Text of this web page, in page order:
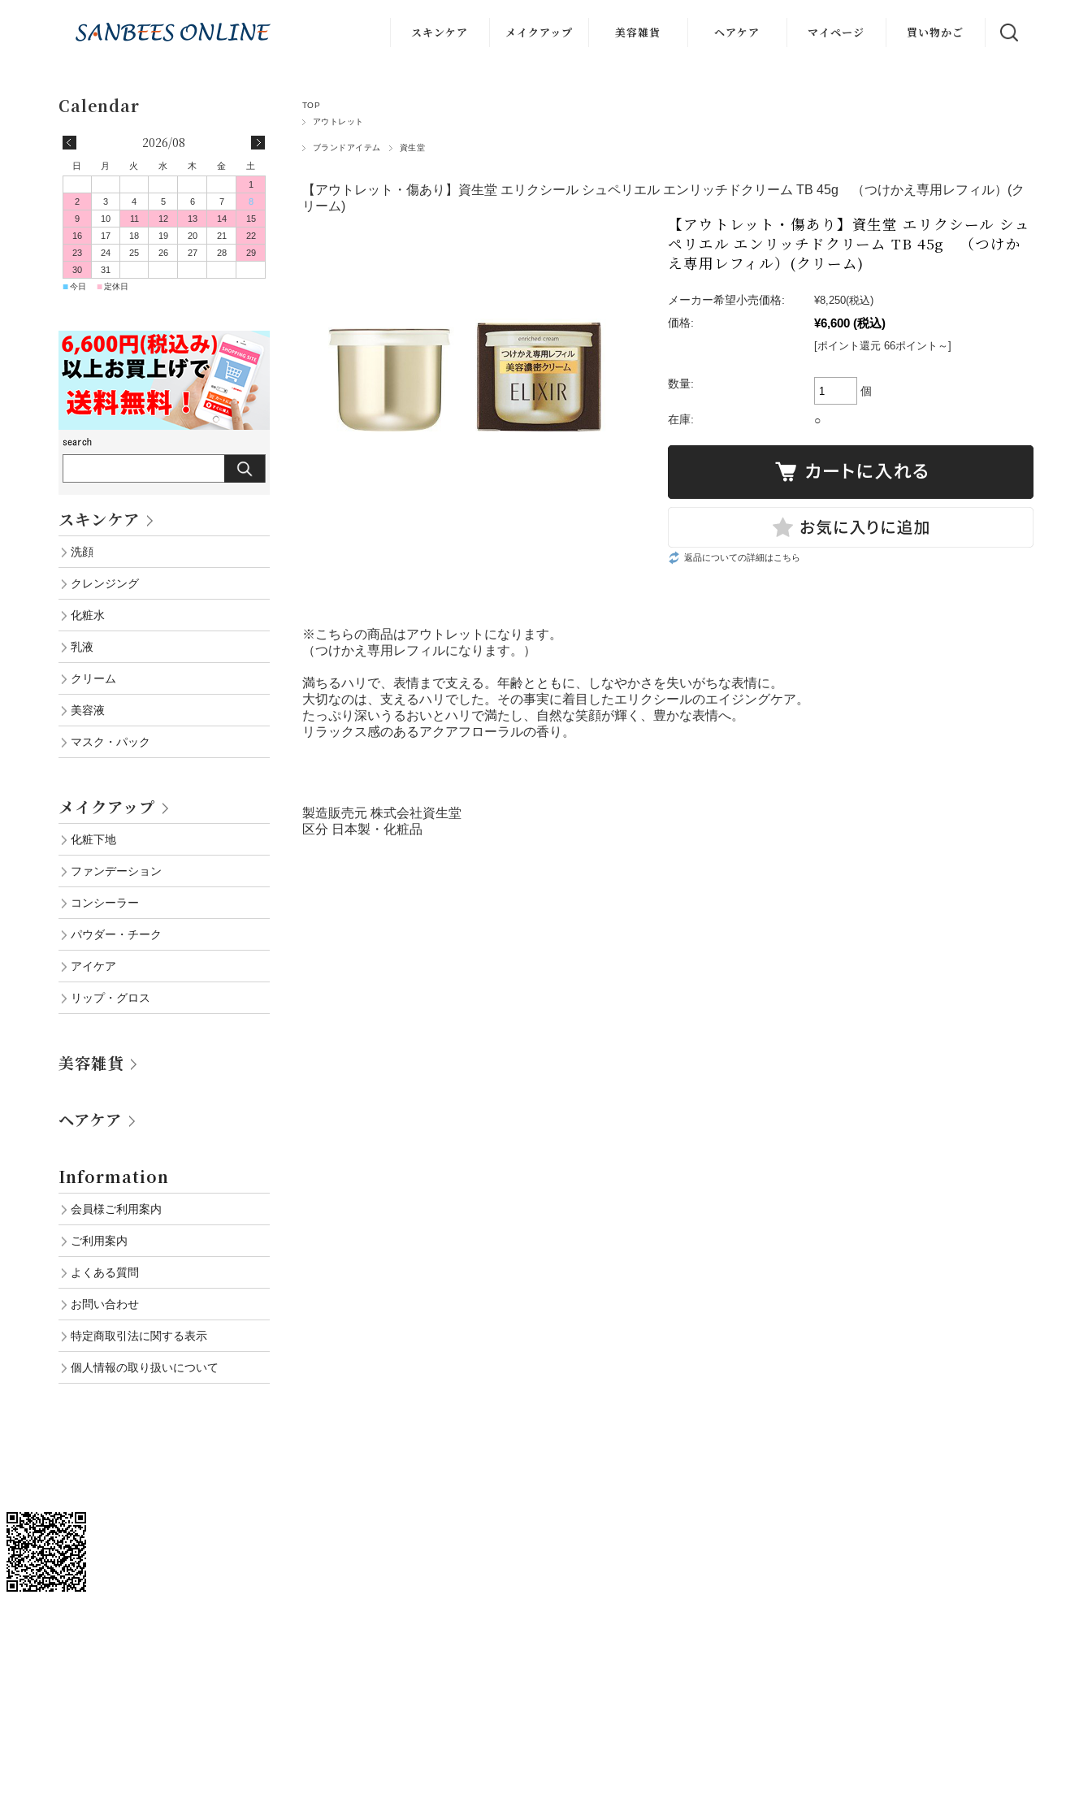
スキンケア
化粧水
乳液
メイクアップ
パウダー・チー
美容雑貨 ヘアケア マイページ 買い物かご
TOP
アウトレット
ブランドアイテム 資生堂
【アウトレット・傷あり】資生堂 エリクシール シュペリエル エンリッチドクリーム TB 45g （つけかえ専用レフィル）(ク
リーム)
【アウトレット・傷あり】資生堂 エリクシール シュ
ペリエル エンリッチドクリーム TB 45g （つけか
え専用レフィル）(クリーム)
メーカー希望小売価格: ¥8,250(税込)
価格:
¥6,600 (税込)
[ポイント還元 66ポイント～]
数量:
個
在庫: ○
返品についての詳細はこちら
※こちらの商品はアウトレットになります。
（つけかえ専用レフィルになります。）
満ちるハリで、表情まで支える。年齢とともに、しなやかさを失いがちな表情に。
大切なのは、支えるハリでした。その事実に着目したエリクシールのエイジングケア。
たっぷり深いうるおいとハリで満たし、自然な笑顔が輝く、豊かな表情へ。
リラックス感のあるアクアフローラルの香り。
製造販売元 株式会社資生堂
区分 日本製・化粧品
2026/08
日 月 火 水 木 金
土
1
2
3 4 5 6 7
8
9
10 11 12 13 14
15
16
17 18 19 20 21
22
23
24 25 26 27 28
29
30
31
■今日 ■定休日
スキンケア
洗顔
クレンジング
化粧水
乳液
クリーム
美容液
マスク・パック
メイクアップ
化粧下地
ファンデーション
コンシーラー
パウダー・チーク
アイケア
リップ・グロス
美容雑貨
ヘアケア
Information
会員様ご利用案内
ご利用案内
よくある質問
お問い合わせ
特定商取引法に関する表示
個人情報の取り扱いについて